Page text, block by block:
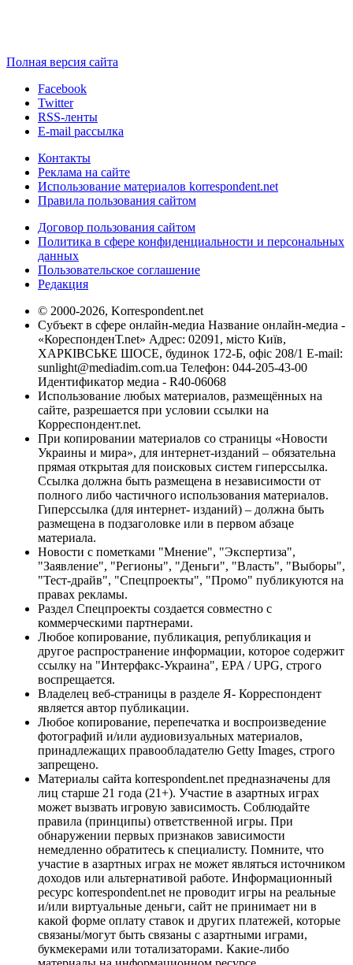
Полная версия сайта
Facebook
Twitter
RSS-ленты
E-mail рассылка
Контакты
Реклама на сайте
Использование материалов korrespondent.net
Правила пользования сайтом
Договор пользования сайтом
Политика в сфере конфиденциальности и персональных
данных
Пользовательское соглашение
Редакция
© 2000-2026, Korrespondent.net
Субъект в сфере онлайн-медиа Название онлайн-медиа -
«КореспонденТ.net» Адрес: 02091, місто Київ,
ХАРКІВСЬКЕ ШОСЕ, будинок 172-Б, офіс 208/1 E-mail:
sunlight@mediadim.com.ua Телефон: 044-205-43-00
Идентификатор медиа - R40-06068
Использование любых материалов, размещённых на
сайте, разрешается при условии ссылки на
Корреспондент.net.
При копировании материалов со страницы «Новости
Украины и мира», для интернет-изданий – обязательна
прямая открытая для поисковых систем гиперссылка.
Ссылка должна быть размещена в независимости от
полного либо частичного использования материалов.
Гиперссылка (для интернет- изданий) – должна быть
размещена в подзаголовке или в первом абзаце
материала.
Новости с пометками "Мнение", "Экспертиза",
"Заявление", "Регионы", "Деньги", "Власть", "Выборы",
"Тест-драйв", "Спецпроекты", "Промо" публикуются на
правах рекламы.
Раздел Спецпроекты создается совместно с
коммерческими партнерами.
Любое копирование, публикация, републикация и
другое распространение информации, которое содержит
ссылку на "Интерфакс-Украина", EPA / UPG, строго
воспрещается.
Владелец веб-страницы в разделе Я- Корреспондент
является автор публикации.
Любое копирование, перепечатка и воспроизведение
фотографий и/или аудиовизуальных материалов,
принадлежащих правообладателю Getty Images, строго
запрещено.
Материалы сайта korrespondent.net предназначены для
лиц старше 21 года (21+). Участие в азартных играх
может вызвать игровую зависимость. Соблюдайте
правила (принципы) ответственной игры. При
обнаружении первых признаков зависимости
немедленно обратитесь к специалисту. Помните, что
участие в азартных играх не может являться источником
доходов или альтернативой работе. Информационный
ресурс korrespondent.net не проводит игры на реальные
и/или виртуальные деньги, сайт не принимает ни в
какой форме оплату ставок и других платежей, которые
связаны/могут быть связаны с азартными играми,
букмекерами или тотализаторами. Какие-либо